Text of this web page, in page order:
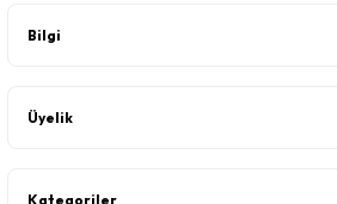
Bilgi
Üyelik
Kategoriler